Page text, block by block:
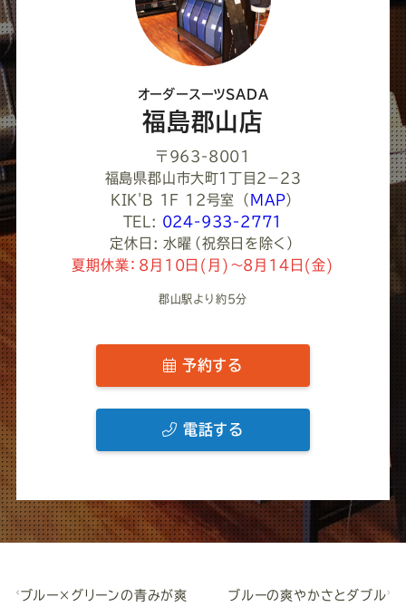
く
だ
い
オーダースーツSADA
福島郡山店
〒963-8001
福島県郡山市大町１丁目２−２３
KIK'B 1F 12号室
（ MAP）
TEL: 024-933-2771
定休日: 水曜（祝祭日を除く）
夏期休業：8月10日(月)～8月14日(金)
郡山駅より約5分
予約する
電話する
ブルー×グリーンの青みが爽
ブルーの爽やかさとダブル